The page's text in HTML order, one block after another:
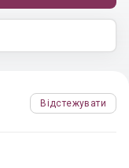
Відстежувати